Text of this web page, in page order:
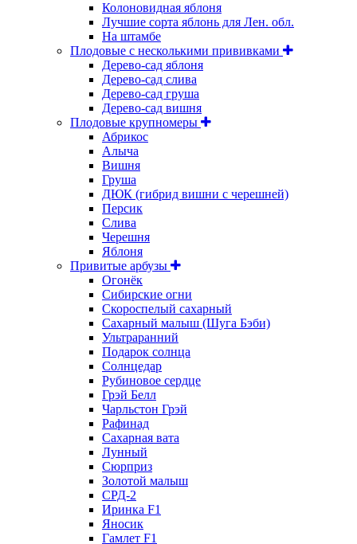
Колоновидная яблоня
Лучшие сорта яблонь для Лен. обл.
На штамбе
Плодовые с несколькими прививками
Дерево-сад яблоня
Дерево-сад слива
Дерево-сад груша
Дерево-сад вишня
Плодовые крупномеры
Абрикос
Алыча
Вишня
Груша
ДЮК (гибрид вишни с черешней)
Персик
Слива
Черешня
Яблоня
Привитые арбузы
Огонёк
Сибирские огни
Скороспелый сахарный
Сахарный малыш (Шуга Бэби)
Ультраранний
Подарок солнца
Солнцедар
Рубиновое сердце
Грэй Белл
Чарльстон Грэй
Рафинад
Сахарная вата
Лунный
Сюрприз
Золотой малыш
СРД-2
Иринка F1
Яносик
Гамлет F1